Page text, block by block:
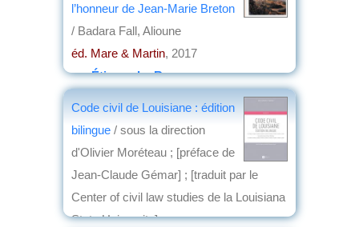
l’honneur de Jean-Marie Breton
/ Badara Fall, Alioune
éd. Mare & Martin, 2017
parÉtienne Le Roy
Code civil de Louisiane : édition
bilingue / sous la direction
d'Olivier Moréteau ; [préface de
Jean-Claude Gémar] ; [traduit par le
Center of civil law studies de la Louisiana
State University]